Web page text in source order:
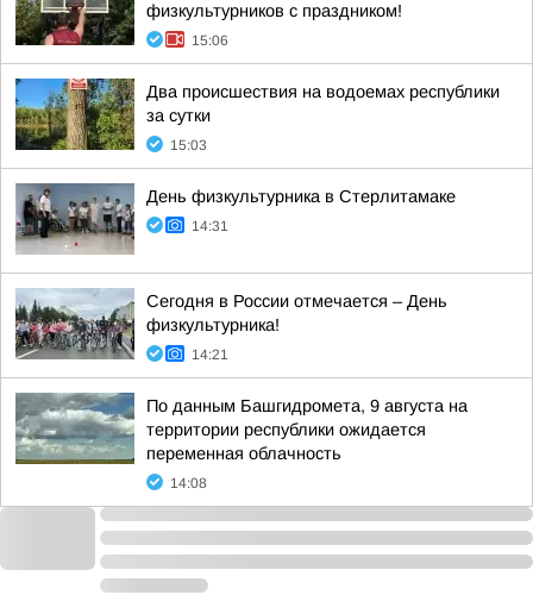
физкультурников с праздником!
15:06
Два происшествия на водоемах республики
за сутки
15:03
День физкультурника в Стерлитамаке
14:31
Сегодня в России отмечается – День
физкультурника!
14:21
По данным Башгидромета, 9 августа на
территории республики ожидается
переменная облачность
14:08